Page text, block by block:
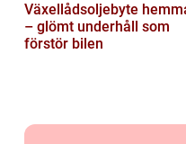
Växellådsoljebyte
– glömt underhåll som
förstör bilen